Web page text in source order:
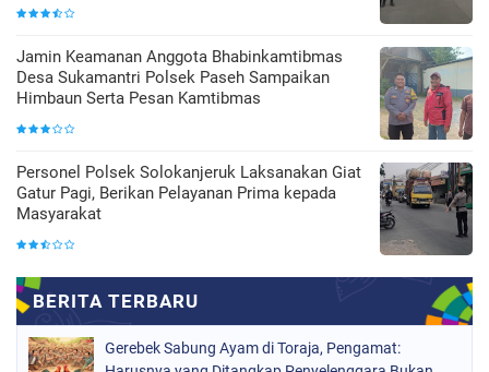
Jamin Keamanan Anggota Bhabinkamtibmas
Desa Sukamantri Polsek Paseh Sampaikan
Himbaun Serta Pesan Kamtibmas
Personel Polsek Solokanjeruk Laksanakan Giat
Gatur Pagi, Berikan Pelayanan Prima kepada
Masyarakat
Gerebek Sabung Ayam di Toraja, Pengamat: